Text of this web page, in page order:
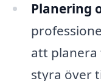
Planering
att
styra över